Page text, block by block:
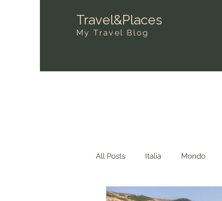
Travel&Places
My Travel Blog
All Posts Italia Mondo
Dove ti ho visto?